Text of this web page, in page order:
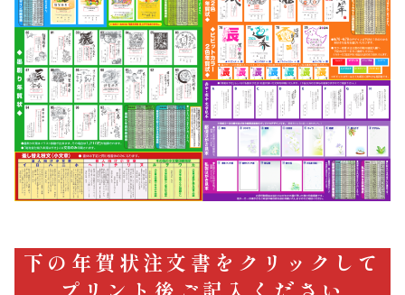
下の年賀状注文書をクリックして